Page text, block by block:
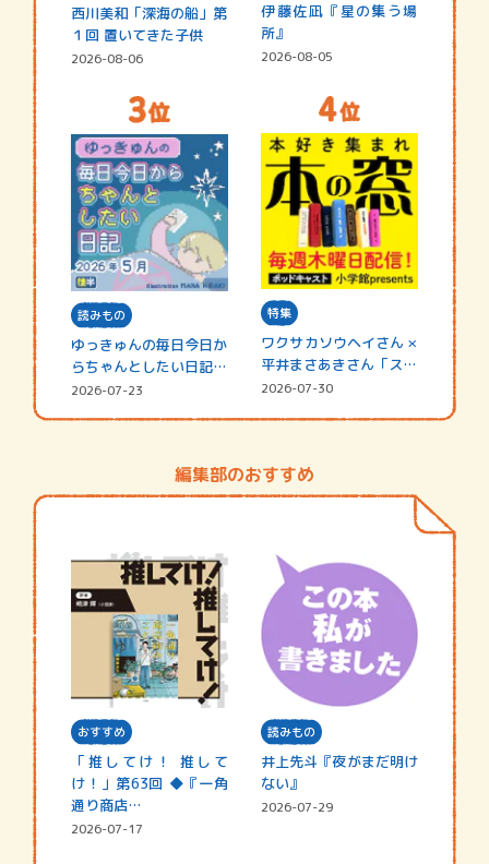
西川美和「深海の船」第
１回 置いてきた子供
2026-08-06
伊藤佐凪『星の集う場
所』
2026-08-05
読みもの
ゆっきゅんの毎日今日か
らちゃんとしたい日記
☆202…
2026-07-23
特集
ワクサカソウヘイさん ×
平井まさあきさん「スペ
シャ…
2026-07-30
編集部のおすすめ
おすすめ
「推してけ！ 推して
け！」第63回 ◆『一角
通り商店…
2026-07-17
読みもの
井上先斗『夜がまだ明け
ない』
2026-07-29